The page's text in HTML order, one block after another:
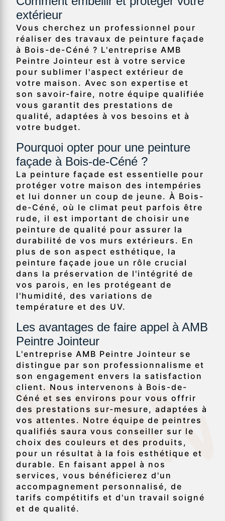
extérieur
Vous cherchez un professionnel pour
réaliser des travaux de peinture façade
à Bois-de-Céné ? L'entreprise AMB
Peintre Jointeur est à votre service
pour sublimer l'aspect extérieur de
votre maison. Avec son expertise et
son savoir-faire, notre équipe qualifiée
vous garantit des prestations de
qualité, adaptées à vos besoins et à
votre budget.
Pourquoi opter pour une peinture
façade à Bois-de-Céné ?
La peinture façade est essentielle pour
protéger votre maison des intempéries
et lui donner un coup de jeune. À Bois-
de-Céné, où le climat peut parfois être
rude, il est important de choisir une
peinture de qualité pour assurer la
durabilité de vos murs extérieurs. En
plus de son aspect esthétique, la
peinture façade joue un rôle crucial
dans la préservation de l'intégrité de
vos parois, en les protégeant de
l'humidité, des variations de
température et des UV.
Les avantages de faire appel à AMB
Peintre Jointeur
L'entreprise AMB Peintre Jointeur se
distingue par son professionnalisme et
son engagement envers la satisfaction
client. Nous intervenons à Bois-de-
Céné et ses environs pour vous offrir
des prestations sur-mesure, adaptées à
vos attentes. Notre équipe de peintres
qualifiés saura vous conseiller sur le
choix des couleurs et des produits,
pour un résultat à la fois esthétique et
durable. En faisant appel à nos
services, vous bénéficierez d'un
accompagnement personnalisé, de
tarifs compétitifs et d'un travail soigné
et de qualité.